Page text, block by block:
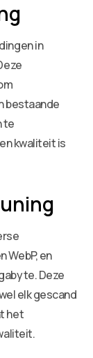
in
bestaande
te
kwaliteit is
WebP, en
Deze
elk gescand
het